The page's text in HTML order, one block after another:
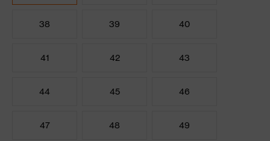
38 39 40
41 42 43
44 45 46
47 48 49